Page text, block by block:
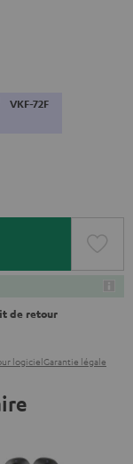
VKF-72F
de retour
logicielGarantie légale